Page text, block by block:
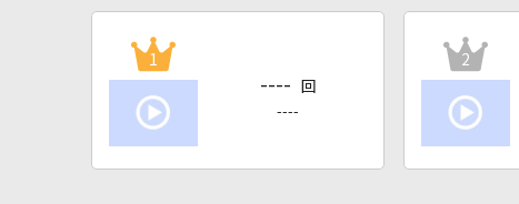
1
---- 回
----
2